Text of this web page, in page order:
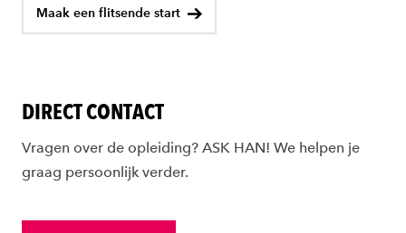
Maak een flitsende start
DIRECT CONTACT
Vragen over de opleiding? ASK HAN! We helpen je
graag persoonlijk verder.